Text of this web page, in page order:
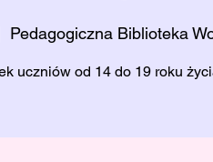
Pedagogiczna Biblioteka
uczniów od 14 do 19 roku